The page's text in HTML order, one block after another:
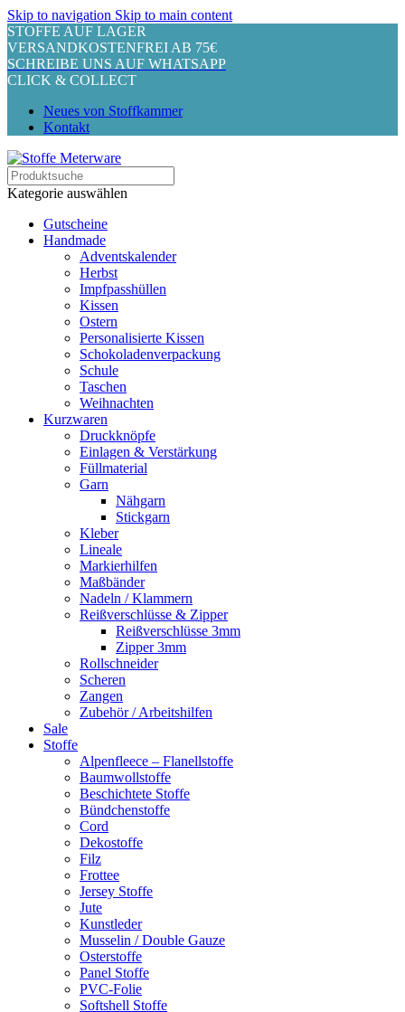
Skip to navigation Skip to main content
STOFFE AUF LAGER
VERSANDKOSTENFREI AB 75€
SCHREIBE UNS AUF WHATSAPP
CLICK & COLLECT
Neues von Stoffkammer
Kontakt
Kategorie auswählen
Gutscheine
Handmade
Adventskalender
Herbst
Impfpasshüllen
Kissen
Ostern
Personalisierte Kissen
Schokoladenverpackung
Schule
Taschen
Weihnachten
Kurzwaren
Druckknöpfe
Einlagen & Verstärkung
Füllmaterial
Garn
Nähgarn
Stickgarn
Kleber
Lineale
Markierhilfen
Maßbänder
Nadeln / Klammern
Reißverschlüsse & Zipper
Reißverschlüsse 3mm
Zipper 3mm
Rollschneider
Scheren
Zangen
Zubehör / Arbeitshilfen
Sale
Stoffe
Alpenfleece – Flanellstoffe
Baumwollstoffe
Beschichtete Stoffe
Bündchenstoffe
Cord
Dekostoffe
Filz
Frottee
Jersey Stoffe
Jute
Kunstleder
Musselin / Double Gauze
Osterstoffe
Panel Stoffe
PVC-Folie
Softshell Stoffe